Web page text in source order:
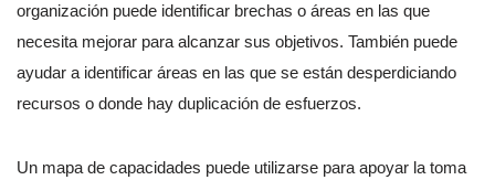
organización puede identificar brechas o áreas en las que
necesita mejorar para alcanzar sus objetivos. También puede
ayudar a identificar áreas en las que se están desperdiciando
recursos o donde hay duplicación de esfuerzos.
Un mapa de capacidades puede utilizarse para apoyar la toma